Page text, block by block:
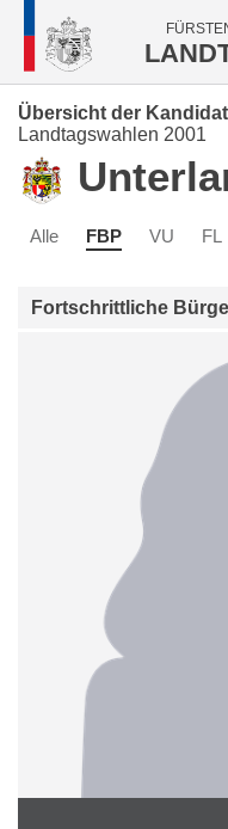
Übersicht der
Landtagswahlen 2001
Alle FBP VU FL
Fortschrittliche